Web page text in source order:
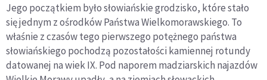
Jego początkiem było słowiańskie grodzisko, które stało
się jednym z ośrodków Państwa Wielkomorawskiego. To
właśnie z czasów tego pierwszego potężnego państwa
słowiańskiego pochodzą pozostałości kamiennej rotundy
datowanej na wiek IX. Pod naporem madziarskich najazdów